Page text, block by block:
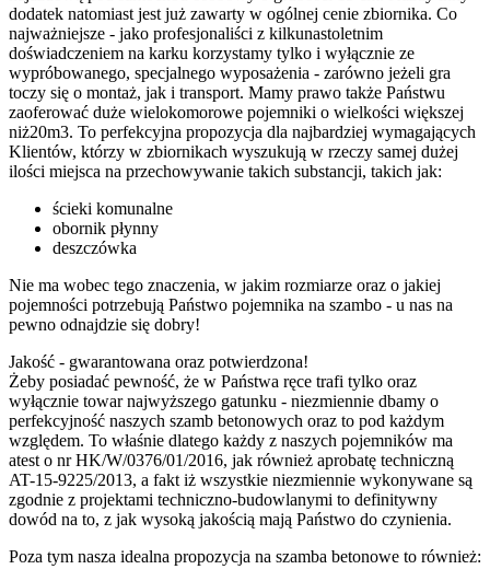
dodatek natomiast jest już zawarty w ogólnej cenie zbiornika. Co
najważniejsze - jako profesjonaliści z kilkunastoletnim
doświadczeniem na karku korzystamy tylko i wyłącznie ze
wypróbowanego, specjalnego wyposażenia - zarówno jeżeli gra
toczy się o montaż, jak i transport. Mamy prawo także Państwu
zaoferować duże wielokomorowe pojemniki o wielkości większej
niż20m3. To perfekcyjna propozycja dla najbardziej wymagających
Klientów, którzy w zbiornikach wyszukują w rzeczy samej dużej
ilości miejsca na przechowywanie takich substancji, takich jak:
ścieki komunalne
obornik płynny
deszczówka
Nie ma wobec tego znaczenia, w jakim rozmiarze oraz o jakiej
pojemności potrzebują Państwo pojemnika na szambo - u nas na
pewno odnajdzie się dobry!
Jakość - gwarantowana oraz potwierdzona!
Żeby posiadać pewność, że w Państwa ręce trafi tylko oraz
wyłącznie towar najwyższego gatunku - niezmiennie dbamy o
perfekcyjność naszych szamb betonowych oraz to pod każdym
względem. To właśnie dlatego każdy z naszych pojemników ma
atest o nr HK/W/0376/01/2016, jak również aprobatę techniczną
AT-15-9225/2013, a fakt iż wszystkie niezmiennie wykonywane są
zgodnie z projektami techniczno-budowlanymi to definitywny
dowód na to, z jak wysoką jakością mają Państwo do czynienia.
Poza tym nasza idealna propozycja na szamba betonowe to również: